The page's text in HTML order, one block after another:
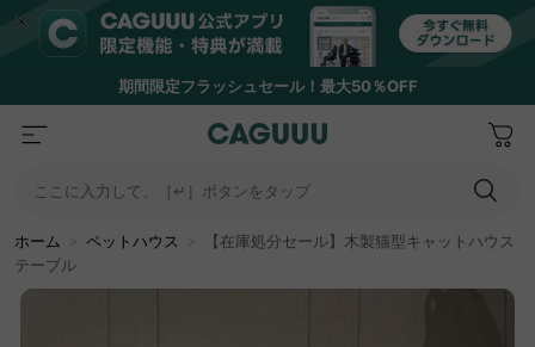
期間限定フラッシュセール！最大50％OFF
ここに入力して、［↵］ボタンをタップ
ホーム ペットハウス
【在庫処分セール】木製猫型キャットハウス
テーブル